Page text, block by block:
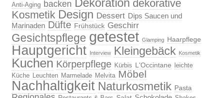
Anti-Aging backen Dekoration dekorative
Kosmetik Design Dessert Dips Saucen und
Marinaden Düfte Frühstück Geschirr
Gesichtspflege getestet Glamping Haarpflege
Hauptgericht Interview Kleingebäck Kosmetik
Kuchen Körperpflege Kürbis L'Occintane
leichte
Küche Leuchten Marmelade Melvita Möbel
Nachhaltigkeit Naturkosmetik Pasta